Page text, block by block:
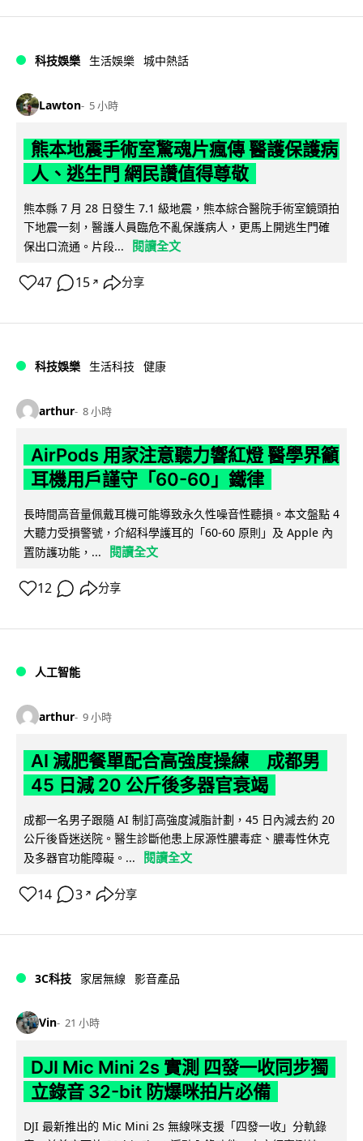
科技娛樂 生活娛樂 城中熱話
Lawton 5 小時
熊本地震手術室驚魂片瘋傳 醫護保護病
人、逃生門 網民讚值得尊敬
熊本縣 7 月 28 日發生 7.1 級地震，熊本綜合醫院手術室鏡頭拍
下地震一刻，醫護人員臨危不亂保護病人，更馬上開逃生門確
保出口流通。片段...
閱讀全文
47 15 ↗ 分享
科技娛樂 生活科技 健康
arthur 8 小時
AirPods 用家注意聽力響紅燈 醫學界籲
耳機用戶謹守「60-60」鐵律
長時間高音量佩戴耳機可能導致永久性噪音性聽損。本文盤點 4
大聽力受損警號，介紹科學護耳的「60-60 原則」及 Apple 內
置防護功能，...
閱讀全文
12 分享
人工智能
arthur 9 小時
AI 減肥餐單配合高強度操練 成都男
45 日減 20 公斤後多器官衰竭
成都一名男子跟隨 AI 制訂高強度減脂計劃，45 日內減去約 20
公斤後昏迷送院。醫生診斷他患上尿源性膿毒症、膿毒性休克
及多器官功能障礙。...
閱讀全文
14 3 ↗ 分享
3C科技 家居無線 影音產品
Vin 21 小時
DJI Mic Mini 2s 實測 四發一收同步獨
立錄音 32-bit 防爆咪拍片必備
DJI 最新推出的 Mic Mini 2s 無線咪支援「四發一收」分軌錄